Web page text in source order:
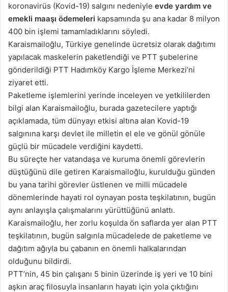
koronavirüs (Kovid-19) salgını nedeniyle evde yardım ve
emekli maaşı ödemeleri kapsamında şu ana kadar 8 milyon
400 bin işlemi tamamladıklarını söyledi.
Karaismailoğlu, Türkiye genelinde ücretsiz olarak dağıtımı
yapılacak maskelerin paketlendiği ve PTT şubelerine
gönderildiği PTT Hadımköy Kargo İşleme Merkezi’ni
ziyaret etti.
Paketleme işlemlerini yerinde inceleyen ve yetkililerden
bilgi alan Karaismailoğlu, burada gazetecilere yaptığı
açıklamada, tüm dünyayı etkisi altına alan Kovid-19
salgınına karşı devlet ile milletin el ele ve gönül gönüle
güçlü bir mücadele verdiğini kaydetti.
Bu süreçte her vatandaşa ve kuruma önemli görevlerin
düştüğünü dile getiren Karaismailoğlu, kurulduğu günden
bu yana tarihi görevler üstlenen ve milli mücadele
dönemlerinde hayati rol oynayan posta teşkilatının, bugün
aynı anlayışla çalışmalarını yürüttüğünü anlattı.
Karaismailoğlu, her zorlu koşulda ön saflarda yer alan PTT
teşkilatının, bugün salgınla mücadelede de paketleme ve
dağıtım ağıyla bu çabanın en önemli halkalarından
olduğunu bildirdi.
PTT’nin, 45 bin çalışanı 5 binin üzerinde iş yeri ve 10 bini
aşkın araç filosuyla insanların hayatı için yola çıktığını